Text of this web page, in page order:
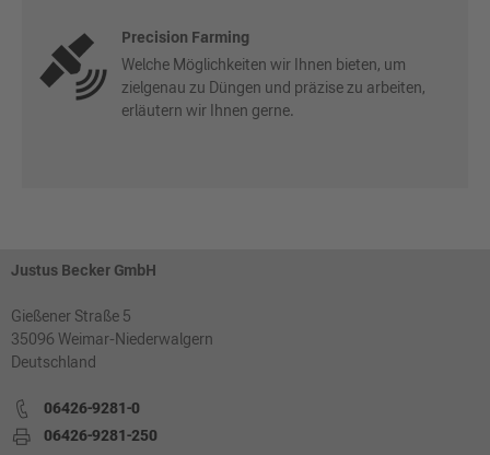
Precision Farming
Welche Möglichkeiten wir Ihnen bieten, um
zielgenau zu Düngen und präzise zu arbeiten,
erläutern wir Ihnen gerne.
Justus Becker GmbH
Gießener Straße 5
35096 Weimar-Niederwalgern
Deutschland
06426-9281-0
06426-9281-250